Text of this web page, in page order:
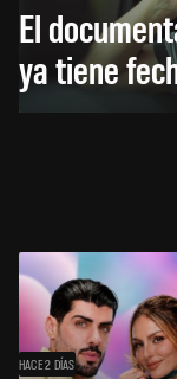
El
ya tiene
HACE 2 DÍAS